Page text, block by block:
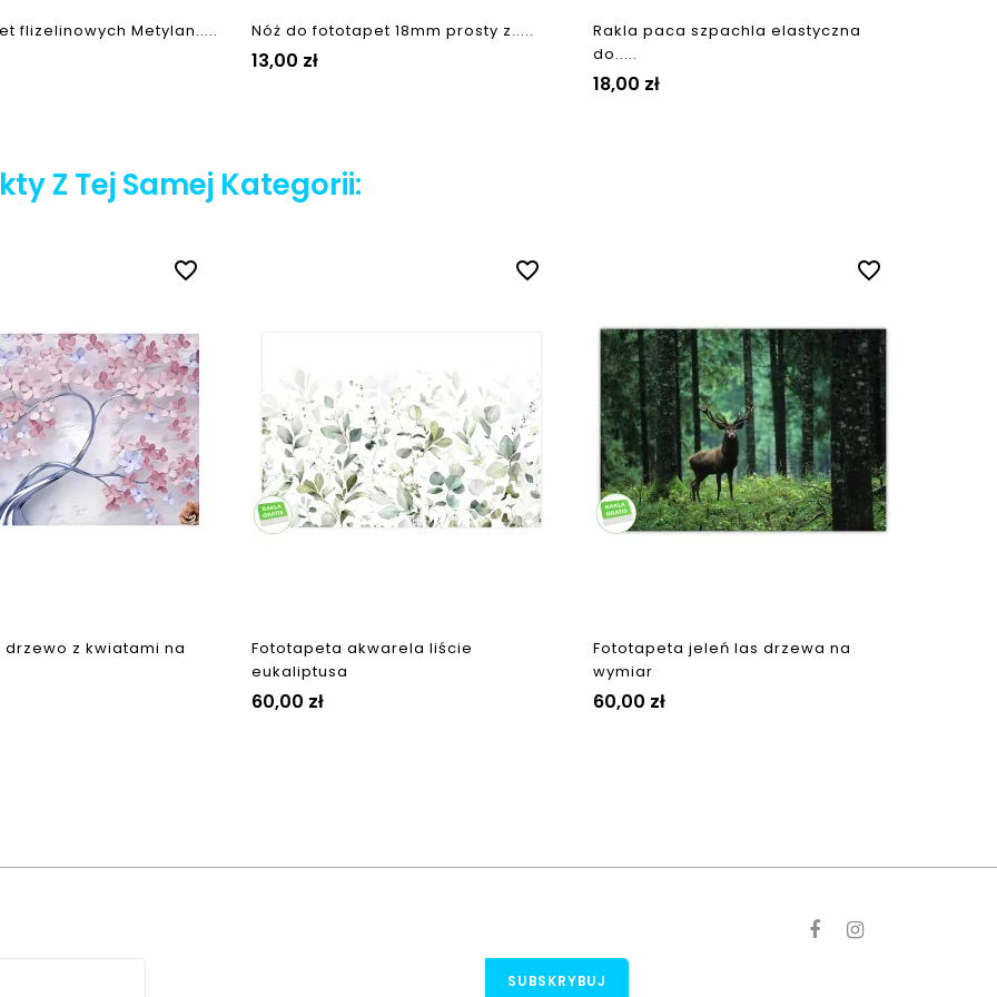
flizelinowych Metylan..... Nóż do fototapet 18mm prosty z.....
Cena
13,00 zł
Rakla paca szpachla elastyczna
do.....
Cena
18,00 zł
Z Tej Samej Kategorii:
favorite_border
z kwiatami na
favorite_border
Fototapeta akwarela liście
eukaliptusa
Cena
60,00 zł
favorite_border
Fototapeta jeleń las drzewa na
wymiar
Cena
60,00 zł